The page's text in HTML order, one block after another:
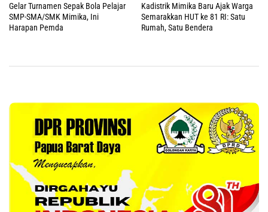
Gelar Turnamen Sepak Bola Pelajar
SMP-SMA/SMK Mimika, Ini
Harapan Pemda
Kadistrik Mimika Baru Ajak Warga
Semarakkan HUT ke 81 RI: Satu
Rumah, Satu Bendera